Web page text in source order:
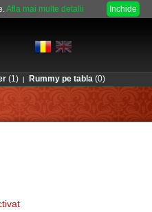
Afla mai multe detalii Inchide
(1) | Rummy pe tabla (0)